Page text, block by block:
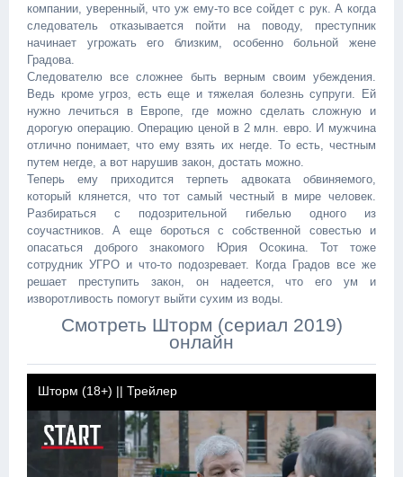
компании, уверенный, что уж ему-то все сойдет с рук. А когда
следователь отказывается пойти на поводу, преступник
начинает угрожать его близким, особенно больной жене
Градова.
Следователю все сложнее быть верным своим убеждения.
Ведь кроме угроз, есть еще и тяжелая болезнь супруги. Ей
нужно лечиться в Европе, где можно сделать сложную и
дорогую операцию. Операцию ценой в 2 млн. евро. И мужчина
отлично понимает, что ему взять их негде. То есть, честным
путем негде, а вот нарушив закон, достать можно.
Теперь ему приходится терпеть адвоката обвиняемого,
который клянется, что тот самый честный в мире человек.
Разбираться с подозрительной гибелью одного из
соучастников. А еще бороться с собственной совестью и
опасаться доброго знакомого Юрия Осокина. Тот тоже
сотрудник УГРО и что-то подозревает. Когда Градов все же
решает преступить закон, он надеется, что его ум и
изворотливость помогут выйти сухим из воды.
Смотреть Шторм (сериал 2019)
онлайн